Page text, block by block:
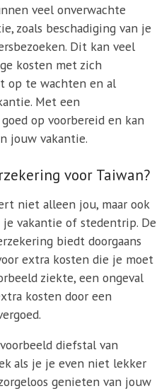
veel onverwachte
zoals beschadiging van je
Dit kan veel
kosten met zich
op te wachten en al
Met een
op voorbereid en kan
jouw vakantie.
voor Taiwan?
niet alleen jou, maar ook
vakantie of stedentrip. De
biedt doorgaans
extra kosten die je moet
ziekte, een ongeval
kosten door een
diefstal van
als je je even niet lekker
genieten van jouw